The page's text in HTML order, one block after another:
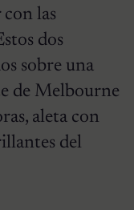
con las
dos
​​sobre una
de Melbourne
aleta con
del